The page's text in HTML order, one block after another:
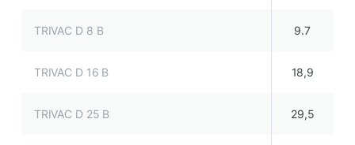
TRIVAC D 8 B 9.7
TRIVAC D 16 B 18,9
TRIVAC D 25 B 29,5